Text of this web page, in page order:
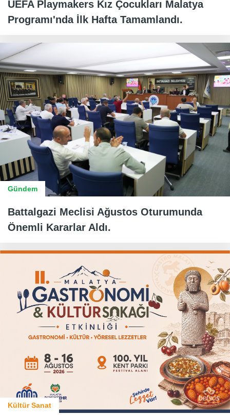
UEFA Playmakers Kız Çocukları Malatya
Programı'nda İlk Hafta Tamamlandı.
Gündem
Battalgazi Meclisi Ağustos Oturumunda
Önemli Kararlar Aldı.
Kültür Sanat